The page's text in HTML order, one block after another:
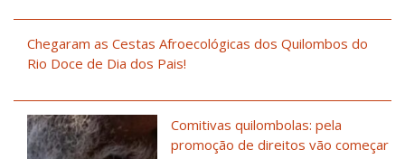
Chegaram as Cestas Afroecológicas dos Quilombos do
Rio Doce de Dia dos Pais!
Comitivas quilombolas: pela
promoção de direitos vão começar